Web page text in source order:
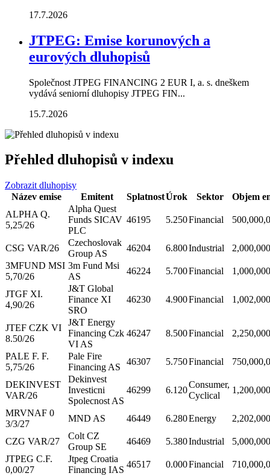
17.7.2026
JTPEG: Emise korunových a
eurových dluhopisů
Společnost JTPEG FINANCING 2 EUR I, a. s. dneškem
vydává seniorní dluhopisy JTPEG FIN...
15.7.2026
Přehled dluhopisů v indexu
Zobrazit dluhopisy
Název emise
Emitent SplatnostÚrok Sektor
Objem
ALPHA Q.
5,25/26
Alpha Quest
Funds SICAV
PLC
46195 5.250Financial
CSG VAR/26
Czechoslovak
Group AS
46204 6.800Industrial
3MFUND MSI
5,70/26
3m Fund Msi
AS
46224 5.700Financial
JTGF XI.
4,90/26
J&T Global
Finance XI
SRO
46230 4.900Financial
JTEF CZK VI
8.50/26
J&T Energy
Financing Czk
VI AS
46247 8.500Financial
PALE F. F.
5,75/26
Pale Fire
Financing AS
46307 5.750Financial
DEKINVEST
VAR/26
Dekinvest
Investicni
Spolecnost AS
46299 6.120
Consumer,
Cyclical
MRVNAF 0
3/3/27
MND AS 46449 6.280Energy
CZG VAR/27
Colt CZ
Group SE
46469 5.380Industrial
JTPEG C.F.
0,00/27
Jtpeg Croatia
Financing IAS
46517 0.000Financial